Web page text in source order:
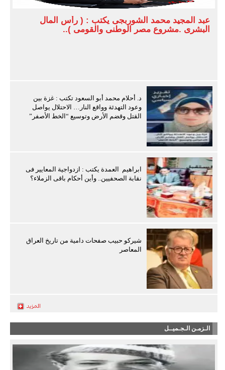
عبد المجيد محمد الشوربجى يكتب : ( رأس المال
البشرى .مشروع مصر الوطنى والقومى )..
د. أحلام محمد أبو السعود تكتب : غزة بين
وعود التهدئة وواقع النار… الاحتلال يواصل
القتل وقضم الأرض وتوسيع “الخط الأصفر”
ابراهيم العمدة يكتب : ازدواجية المعايير فى
نقابة الصحفيين.. وأين أحكام باقى الزملاء؟
شيركو حبيب صفحات دامية من تاريخ العراق
المعاصر
الـزمـن الـجـميــل